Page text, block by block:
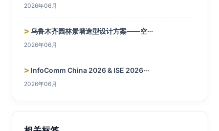
2026年06月
> 乌鲁木齐园林景墙造型设计方案——空···
2026年06月
> InfoComm China 2026 & ISE 2026···
2026年06月